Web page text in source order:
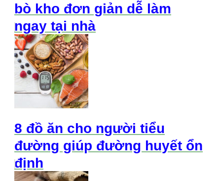
bò kho đơn giản dễ làm
ngay tại nhà
8 đồ ăn cho người tiểu
đường giúp đường huyết ổn
định